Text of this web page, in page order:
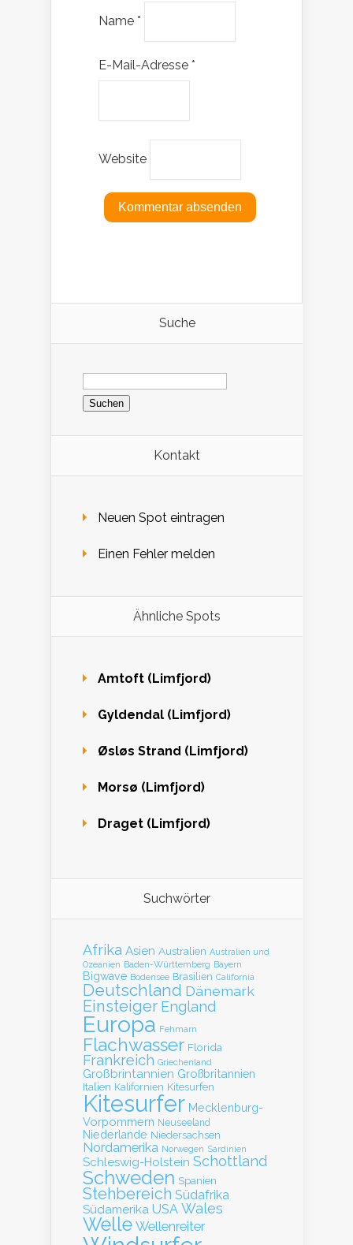
Name *
E-Mail-Adresse *
Website
Suche
Suchen
nach:
Kontakt
Neuen Spot eintragen
Einen Fehler melden
Ähnliche Spots
Amtoft (Limfjord)
Gyldendal (Limfjord)
Øsløs Strand (Limfjord)
Morsø (Limfjord)
Draget (Limfjord)
Suchwörter
Afrika Asien Australien Australien und
Ozeanien Baden-Württemberg Bayern
Bigwave Bodensee Brasilien California
Deutschland Dänemark
Einsteiger England
Europa Fehmarn
Flachwasser Florida
Frankreich Griechenland
Großbrintannien Großbritannien
Italien Kalifornien Kitesurfen
Kitesurfer Mecklenburg-
Vorpommern Neuseeland
Niederlande Niedersachsen
Nordamerika Norwegen Sardinien
Schleswig-Holstein Schottland
Schweden Spanien
Stehbereich Südafrika
Südamerika USA Wales
Welle Wellenreiter